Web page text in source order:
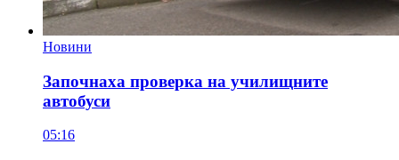
Новини
Започнаха проверка на училищните
автобуси
05:16